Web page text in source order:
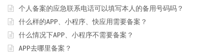
个人备案的应急联系电话可以填写本人的备用号码吗？
什么样的APP、小程序、快应用需要备案？
什么情况下APP、小程序不需要备案？
APP去哪里备案？